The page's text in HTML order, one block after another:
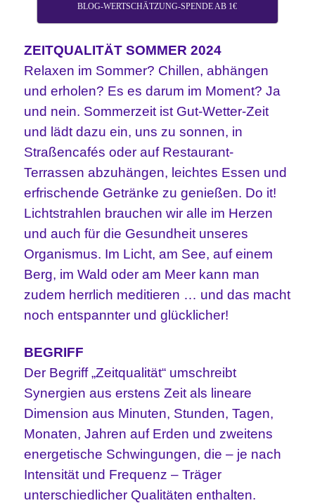
BLOG-WERTSCHÄTZUNG-SPENDE AB 1€
ZEITQUALITÄT SOMMER 2024
Relaxen im Sommer? Chillen, abhängen
und erholen? Es es darum im Moment? Ja
und nein. Sommerzeit ist Gut-Wetter-Zeit
und lädt dazu ein, uns zu sonnen, in
Straßencafés oder auf Restaurant-
Terrassen abzuhängen, leichtes Essen und
erfrischende Getränke zu genießen. Do it!
Lichtstrahlen brauchen wir alle im Herzen
und auch für die Gesundheit unseres
Organismus. Im Licht, am See, auf einem
Berg, im Wald oder am Meer kann man
zudem herrlich meditieren … und das macht
noch entspannter und glücklicher!
BEGRIFF
Der Begriff „Zeitqualität“ umschreibt
Synergien aus erstens Zeit als lineare
Dimension aus Minuten, Stunden, Tagen,
Monaten, Jahren auf Erden und zweitens
energetische Schwingungen, die – je nach
Intensität und Frequenz – Träger
unterschiedlicher Qualitäten enthalten.